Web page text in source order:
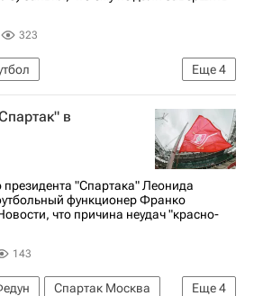
323
Еще4
Ахмат
Легия
в
"Спартака" Леонида
функционер Франко
что причина неудач "красно-
143
Еще4
Спартак Москва